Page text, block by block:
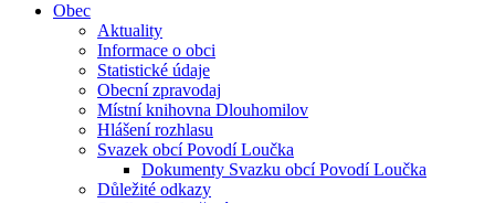
Obec
Aktuality
Informace o obci
Statistické údaje
Obecní zpravodaj
Místní knihovna Dlouhomilov
Hlášení rozhlasu
Svazek obcí Povodí Loučka
Dokumenty Svazku obcí Povodí Loučka
Důležité odkazy